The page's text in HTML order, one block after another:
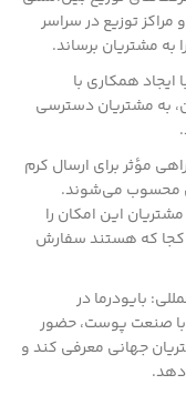
توزیع در سراسر
به مشتریان برساند.
ایجاد همکاری با
به مشتریان دسترسی
مؤثر برای ارسال کرم
محسوب می‌شوند.
این امکان را
کجا که هستند سفارش
بایودرما در
با صنعت پوست، حضور
جهانی معرفی کند و
دهد.